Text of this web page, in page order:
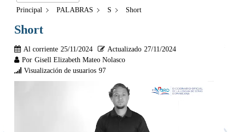
Principal
PALABRAS S Short
Short
Al corriente 25/11/2024 Actualizado 27/11/2024
Por Gisell Elizabeth Mateo Nolasco
Visualización de usuarios 97